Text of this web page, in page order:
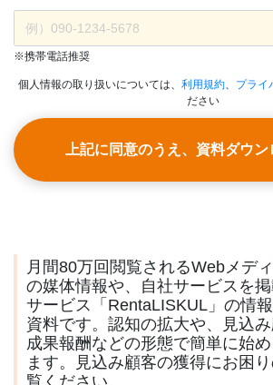
※携帯電話推奨
個人情報の取り扱いについては、 利用規約 プライ
ださい
上記に同意のうえ、資料ダウ
月間80万回閲覧されるWebメデ
の媒体情報や、自社サービスを
サービス「RentaLISKUL」の情
資料です。認知の拡大や、見込
成果報酬などの形態で簡単に始
ます。見込み顧客の獲得にお困